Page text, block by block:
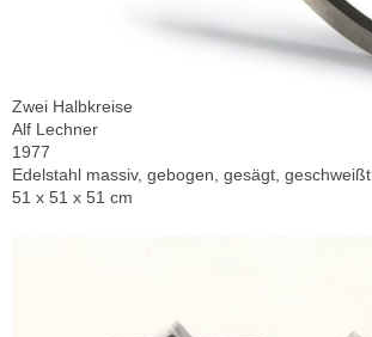
Zwei Halbkreise
Alf Lechner
1977
Edelstahl massiv, gebogen, gesägt, geschweißt
51 x 51 x 51 cm